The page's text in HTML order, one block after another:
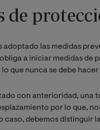
de
adoptado las medidas
a iniciar medidas de
que nunca se debe
con anterioridad, una
por lo que,
caso, debemos distinguir